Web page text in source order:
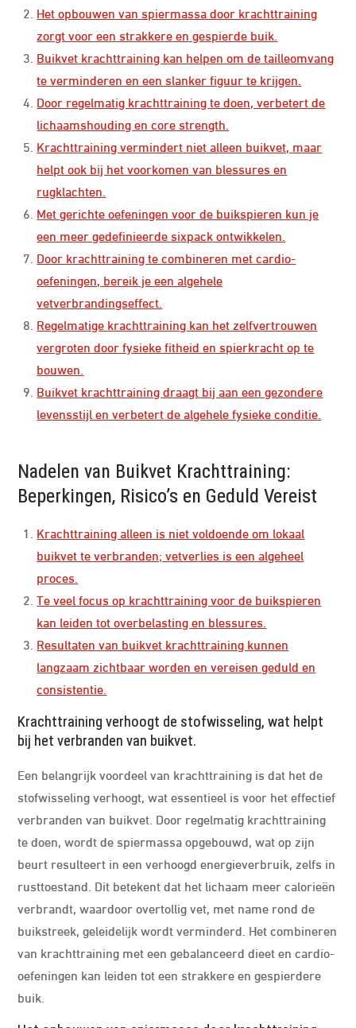
Het opbouwen van spiermassa door krachttraining
zorgt voor een strakkere en gespierde buik.
Buikvet krachttraining kan helpen om de tailleomvang
te verminderen en een slanker figuur te krijgen.
Door regelmatig krachttraining te doen, verbetert de
lichaamshouding en core strength.
Krachttraining vermindert niet alleen buikvet, maar
helpt ook bij het voorkomen van blessures en
rugklachten.
Met gerichte oefeningen voor de buikspieren kun je
een meer gedefinieerde sixpack ontwikkelen.
Door krachttraining te combineren met cardio-
oefeningen, bereik je een algehele
vetverbrandingseffect.
Regelmatige krachttraining kan het zelfvertrouwen
vergroten door fysieke fitheid en spierkracht op te
bouwen.
Buikvet krachttraining draagt bij aan een gezondere
levensstijl en verbetert de algehele fysieke conditie.
Nadelen van Buikvet Krachttraining:
Beperkingen, Risico’s en Geduld Vereist
Krachttraining alleen is niet voldoende om lokaal
buikvet te verbranden; vetverlies is een algeheel
proces.
Te veel focus op krachttraining voor de buikspieren
kan leiden tot overbelasting en blessures.
Resultaten van buikvet krachttraining kunnen
langzaam zichtbaar worden en vereisen geduld en
consistentie.
Krachttraining verhoogt de stofwisseling, wat helpt
bij het verbranden van buikvet.
Een belangrijk voordeel van krachttraining is dat het de
stofwisseling verhoogt, wat essentieel is voor het effectief
verbranden van buikvet. Door regelmatig krachttraining
te doen, wordt de spiermassa opgebouwd, wat op zijn
beurt resulteert in een verhoogd energieverbruik, zelfs in
rusttoestand. Dit betekent dat het lichaam meer calorieën
verbrandt, waardoor overtollig vet, met name rond de
buikstreek, geleidelijk wordt verminderd. Het combineren
van krachttraining met een gebalanceerd dieet en cardio-
oefeningen kan leiden tot een strakkere en gespierdere
buik.